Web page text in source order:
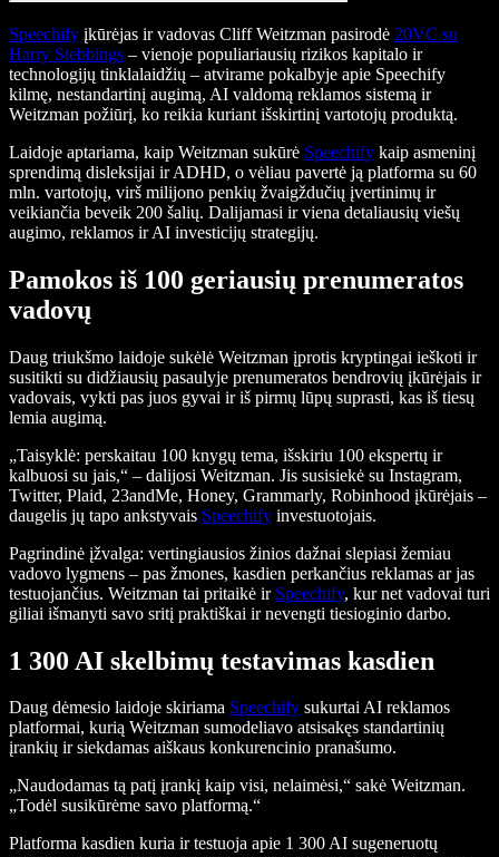
Speechify įkūrėjas ir vadovas Cliff Weitzman pasirodė 20VC su
Harry Stebbings – vienoje populiariausių rizikos kapitalo ir
technologijų tinklalaidžių – atvirame pokalbyje apie Speechify
kilmę, nestandartinį augimą, AI valdomą reklamos sistemą ir
Weitzman požiūrį, ko reikia kuriant išskirtinį vartotojų produktą.
Laidoje aptariama, kaip Weitzman sukūrė Speechify kaip asmeninį
sprendimą disleksijai ir ADHD, o vėliau pavertė ją platforma su 60
mln. vartotojų, virš milijono penkių žvaigždučių įvertinimų ir
veikiančia beveik 200 šalių. Dalijamasi ir viena detaliausių viešų
augimo, reklamos ir AI investicijų strategijų.
Pamokos iš 100 geriausių prenumeratos
vadovų
Daug triukšmo laidoje sukėlė Weitzman įprotis kryptingai ieškoti ir
susitikti su didžiausių pasaulyje prenumeratos bendrovių įkūrėjais ir
vadovais, vykti pas juos gyvai ir iš pirmų lūpų suprasti, kas iš tiesų
lemia augimą.
„Taisyklė: perskaitau 100 knygų tema, išskiriu 100 ekspertų ir
kalbuosi su jais,“ – dalijosi Weitzman. Jis susisiekė su Instagram,
Twitter, Plaid, 23andMe, Honey, Grammarly, Robinhood įkūrėjais –
daugelis jų tapo ankstyvais Speechify investuotojais.
Pagrindinė įžvalga: vertingiausios žinios dažnai slepiasi žemiau
vadovo lygmens – pas žmones, kasdien perkančius reklamas ar jas
testuojančius. Weitzman tai pritaikė ir Speechify, kur net vadovai turi
giliai išmanyti savo sritį praktiškai ir nevengti tiesioginio darbo.
1 300 AI skelbimų testavimas kasdien
Daug dėmesio laidoje skiriama Speechify sukurtai AI reklamos
platformai, kurią Weitzman sumodeliavo atsisakęs standartinių
įrankių ir siekdamas aiškaus konkurencinio pranašumo.
„Naudodamas tą patį įrankį kaip visi, nelaimėsi,“ sakė Weitzman.
„Todėl susikūrėme savo platformą.“
Platforma kasdien kuria ir testuoja apie 1 300 AI sugeneruotų